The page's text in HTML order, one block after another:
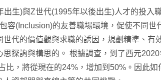
出生)與Z世代(1995年以後出生)人才的投入
容(Inclusion)的友善職場環境，促使不同世
代的價值觀與求職的誘因，規劃精準、有
探詢與構思的。 根據調查，到了西元
比，將從現在的24%，增加到50%。因此如